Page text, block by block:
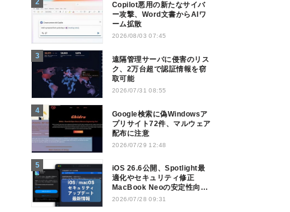
Copilot悪用の新たなサイバ
ー攻撃、Word文書からAIワ
ーム拡散
2026/08/03 07:45
遠隔管理サーバに侵害のリス
ク、2万台超で認証情報を窃
取可能
2026/07/31 08:55
Google検索に偽Windowsア
プリサイト72件、マルウェア
配布に注意
2026/07/29 12:48
iOS 26.6公開、Spotlight最
適化やセキュリティ修正
MacBook Neoの安定性向上
も
2026/07/28 09:31